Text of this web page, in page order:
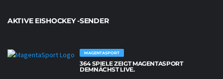
AKTIVE EISHOCKEY -SENDER
MAGENTASPORT
364 SPIELE ZEIGT MAGENTASPORT
DEMNÄCHST LIVE.